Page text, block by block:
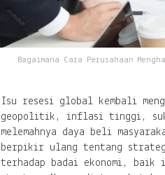
Bagaimana Cara Perusahaan
Isu resesi global kembali
geopolitik, inflasi tinggi,
melemahnya daya beli
berpikir ulang tentang
terhadap badai ekonomi, baik